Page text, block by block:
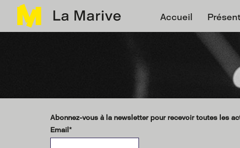
Accueil
Abonnez-vous à la newsletter pour recevoir toutes les
Email *
Panneau de gestion des cookies